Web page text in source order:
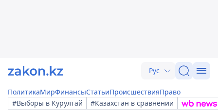
Рус
ПолитикаМирФинансыСтатьиПроисшествияПраво
#Выборы в Курултай
#Казахстан в сравнении